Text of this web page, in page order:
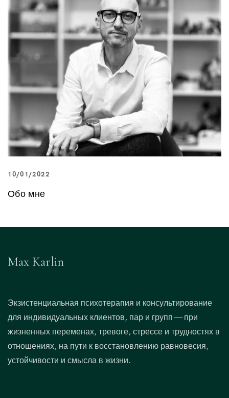
10/01/2022
Обо мне
Max Karlin
Экзистенциальная психотерапия и консультирование
для индивидуальных клиентов, пар и групп — при
жизненных переменах, тревоге, стрессе и трудностях в
отношениях, на пути к восстановлению равновесия,
устойчивости и смысла в жизни.